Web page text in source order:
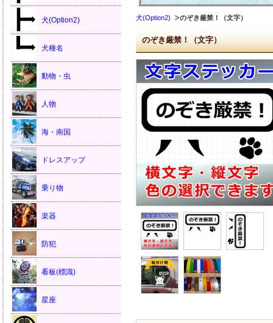
犬(Option2) のぞき厳禁！（文字）
のぞき厳禁！（文字）
犬(Option2)
犬種名
動物・虫
人物
海・南国
ドレスアップ
乗り物
楽器
防犯
看板(標識)
星座